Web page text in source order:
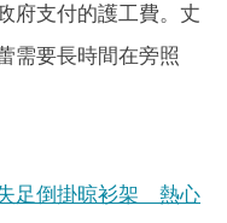
府支付的護工費。丈
需要長時間在旁照
失足倒掛晾衫架 熱心